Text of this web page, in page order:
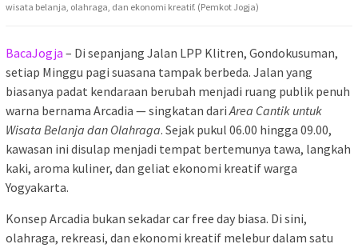
wisata belanja, olahraga, dan ekonomi kreatif. (Pemkot Jogja)
BacaJogja – Di sepanjang Jalan LPP Klitren, Gondokusuman,
setiap Minggu pagi suasana tampak berbeda. Jalan yang
biasanya padat kendaraan berubah menjadi ruang publik penuh
warna bernama Arcadia — singkatan dariArea Cantik untuk
Wisata Belanja dan Olahraga. Sejak pukul 06.00 hingga 09.00,
kawasan ini disulap menjadi tempat bertemunya tawa, langkah
kaki, aroma kuliner, dan geliat ekonomi kreatif warga
Yogyakarta.
Konsep Arcadia bukan sekadar car free day biasa. Di sini,
olahraga, rekreasi, dan ekonomi kreatif melebur dalam satu